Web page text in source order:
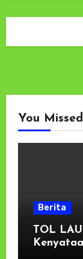
You Missed
Berita
TOL